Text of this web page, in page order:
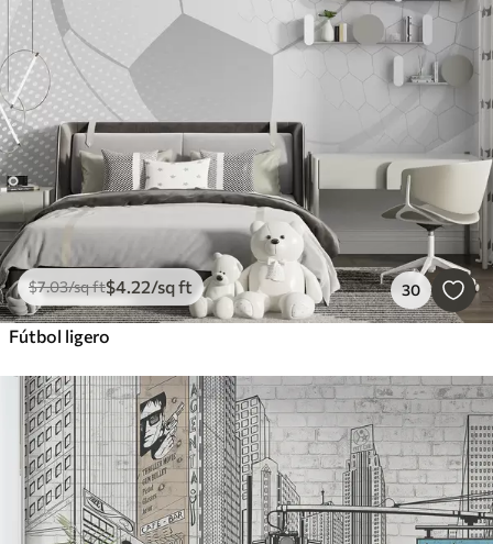
$7.03/sq ft$4.22/sq ft 30
Fútbol ligero